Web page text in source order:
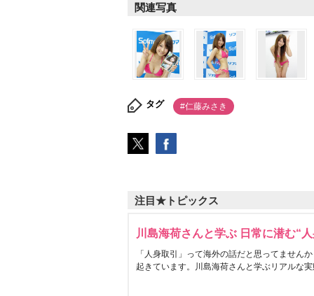
関連写真
タグ #仁藤みさき
注目★トピックス
川島海荷さんと学ぶ 日常に潜む“
「人身取引」って海外の話だと思ってません
起きています。川島海荷さんと学ぶリアルな